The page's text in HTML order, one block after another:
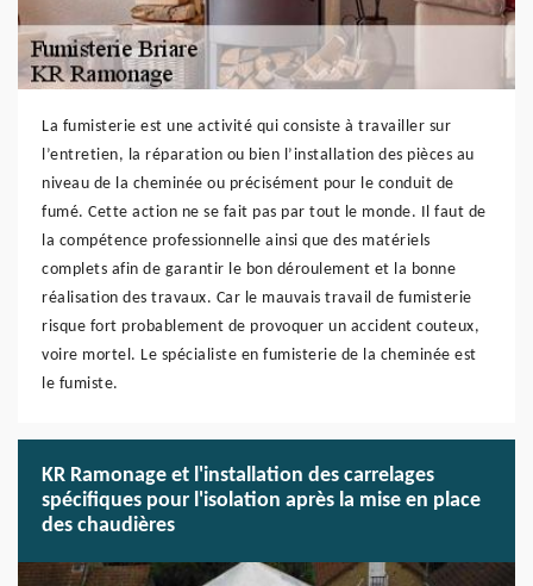
La fumisterie est une activité qui consiste à travailler sur
l’entretien, la réparation ou bien l’installation des pièces au
niveau de la cheminée ou précisément pour le conduit de
fumé. Cette action ne se fait pas par tout le monde. Il faut de
la compétence professionnelle ainsi que des matériels
complets afin de garantir le bon déroulement et la bonne
réalisation des travaux. Car le mauvais travail de fumisterie
risque fort probablement de provoquer un accident couteux,
voire mortel. Le spécialiste en fumisterie de la cheminée est
le fumiste.
KR Ramonage et l'installation des carrelages
spécifiques pour l'isolation après la mise en place
des chaudières